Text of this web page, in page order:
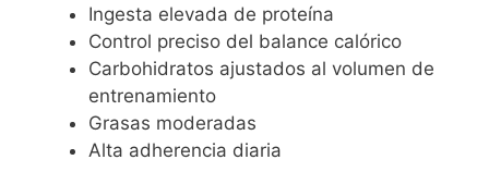
Ingesta elevada de proteína
Control preciso del balance calórico
Carbohidratos ajustados al volumen de
entrenamiento
Grasas moderadas
Alta adherencia diaria